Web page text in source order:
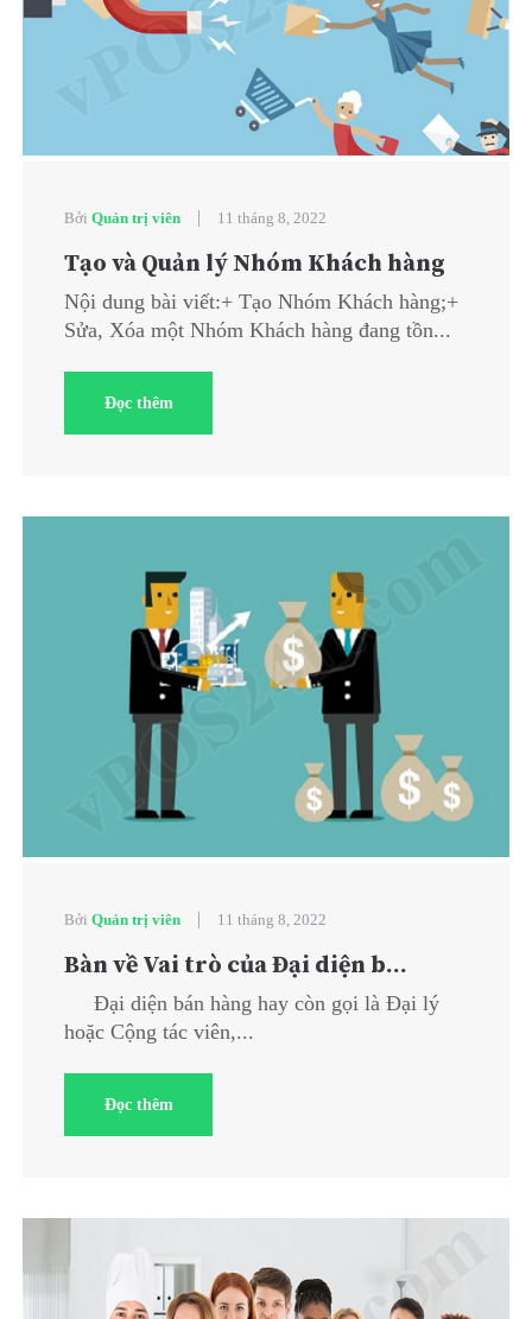
Bởi Quản trị viên | 11 tháng 8, 2022
Tạo và Quản lý Nhóm Khách hàng
Nội dung bài viết:+ Tạo Nhóm Khách hàng;+
Sửa, Xóa một Nhóm Khách hàng đang tồn...
Đọc thêm
Bởi Quản trị viên | 11 tháng 8, 2022
Bàn về Vai trò của Đại diện b...
Đại diện bán hàng hay còn gọi là Đại lý
hoặc Cộng tác viên,...
Đọc thêm